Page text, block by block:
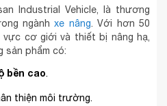
Industrial Vehicle, là thương
ngànhxe nâng . Với hơn 50
vực cơ giới và thiết bị nâng hạ,
sản phẩm có:
bền cao.
thiện môi trường.